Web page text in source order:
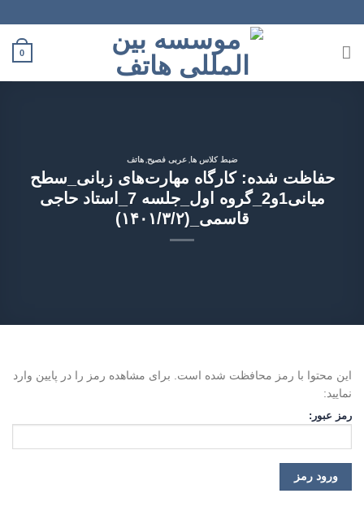
to
content
0
ضبط کلاس ها عربی فصیح هاتف
حفاظت شده: کارگاه مهارت‌های زبانی_سطح
میانی1و2_گروه اول_جلسه 7_استاد حاجی
قاسمی_(۱۴۰۱/۳/۲)
این محتوا با رمز محافظت شده است. برای مشاهده رمز را در پایین وارد
نمایید:
رمز عبور: